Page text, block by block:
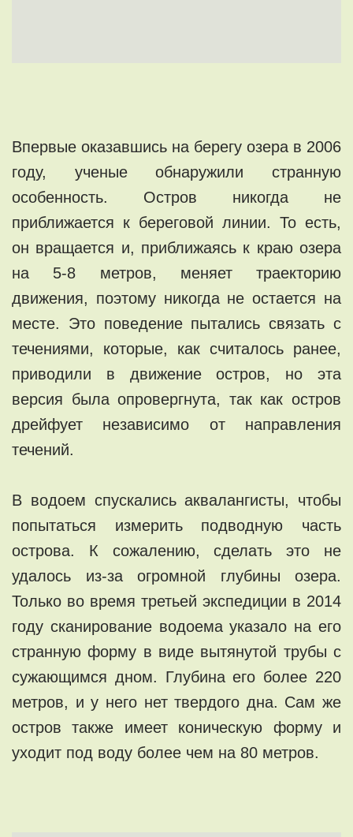
Впервые оказавшись на берегу озера в 2006
году, ученые обнаружили странную
особенность. Остров никогда не
приближается к береговой линии. То есть,
он вращается и, приближаясь к краю озера
на 5-8 метров, меняет траекторию
движения, поэтому никогда не остается на
месте. Это поведение пытались связать с
течениями, которые, как считалось ранее,
приводили в движение остров, но эта
версия была опровергнута, так как остров
дрейфует независимо от направления
течений.
В водоем спускались аквалангисты, чтобы
попытаться измерить подводную часть
острова. К сожалению, сделать это не
удалось из-за огромной глубины озера.
Только во время третьей экспедиции в 2014
году сканирование водоема указало на его
странную форму в виде вытянутой трубы с
сужающимся дном. Глубина его более 220
метров, и у него нет твердого дна. Сам же
остров также имеет коническую форму и
уходит под воду более чем на 80 метров.